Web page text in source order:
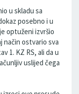
u skladu sa
posebno i u
optuženi izvršio
način ostvario sva
1. KZ RS, ali da u
uslijed čega